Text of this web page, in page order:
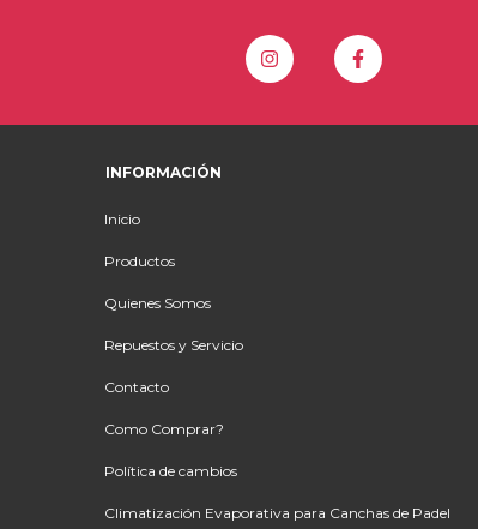
INFORMACIÓN
Inicio
Productos
Quienes Somos
Repuestos y Servicio
Contacto
Como Comprar?
Política de cambios
Climatización Evaporativa para Canchas de Padel